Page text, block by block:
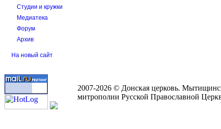
Студии и кружки
Медиатека
Форум
Архив
На новый сайт
2007-2026 © Донская церковь.
митрополии Русской Православной